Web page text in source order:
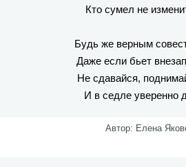
Кто сумел не
Будь же верным
Даже если бьет
Не сдавайся,
И в седле уверенно
Автор: Елена